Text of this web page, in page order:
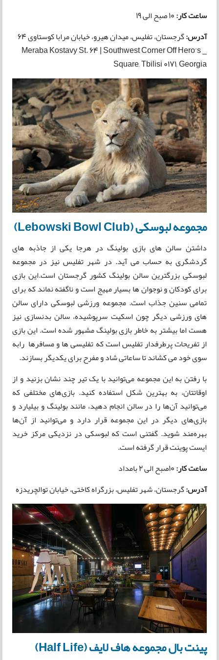
ساعت کار:
آدرس:
گرجستان، تفلیس، میدان هیرو، خیابان مرابا کوستاوی 64
_ Meraba Kostavy St. 64 | Southwest Corner Off Hero’s
Square, Tbilisi 0171, Georgia
مجموعه لبوسکی (Lebowski Bowl Club)
داشتن سالن های بازی بولینگ در هرجا یکی از جاذبه های
گردشگری به حساب می آید. در شهر تفلیس نیز در مجموعه
لبوسکی بزرگترین سالن بولینگ کشور گرجستان است.این بازی
برای کودکان و نوجوان ها بسیار مهیج است و ناگفته نماند که برای
تمامی سنین جذاب است. مجموعه ورزشی لبوسکی دارای سالن
های ورزشی دیگر چون اسکیت سرپوشیده، سالن بدنسازی نیز
هست اما بیشتر به خاطر بازی بولینگ مشهور شده است. این بازی
از تفریحات پرطرفدار تفلیس است که تفلیسی ها و مسافرها رابه
سوی خود می کشاند تا ساعاتی شاد و مفرح برای یکدیگر بسازند.
با رفتن به این مجموعه می‌توانید با یک تیر چند نشان بزنید و از
اوقاتتان، به بهترین شکل استفاده کنید. بازی‌های مختلفی که
می‌توانید آن‌ها را در سالن انجام دهید، مانند بولینگ و بیلیارد و
بازی‌های دیگر در این مجموعه قرار دارد و می‌توانید از آن‌ها
بهره‌مند شوید. گفتنی است که لبوسکی در نزدیکی مرکز خرید
ایست پوینت قرار گرفته است.
ساعت کار:
آدرس:گرجستان، شهر تفلیس، بزرگراه کاختی، خیابان توالچریدزه
پینت بال مجموعه هاف لایف (Half Life)